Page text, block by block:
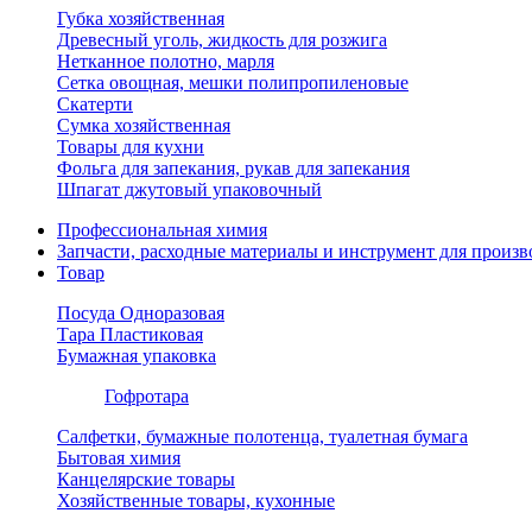
Губка хозяйственная
Древесный уголь, жидкость для розжига
Нетканное полотно, марля
Сетка овощная, мешки полипропиленовые
Скатерти
Сумка хозяйственная
Товары для кухни
Фольга для запекания, рукав для запекания
Шпагат джутовый упаковочный
Профессиональная химия
Запчасти, расходные материалы и инструмент для
Товар
Посуда Одноразовая
Тара Пластиковая
Бумажная упаковка
Гофротара
Салфетки, бумажные полотенца, туалетная бумага
Бытовая химия
Канцелярские товары
Хозяйственные товары, кухонные